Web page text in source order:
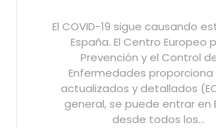
El COVID-19 sigue causando estragos en
España. El Centro Europeo
Prevención y el Control
Enfermedades
actualizados y detallados
general, se puede entrar en
desde todos los…